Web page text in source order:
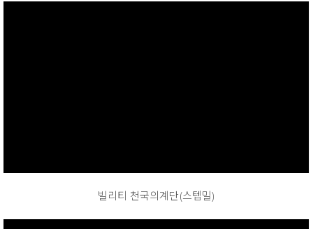
빌리티 천국의계단(스텝밀)